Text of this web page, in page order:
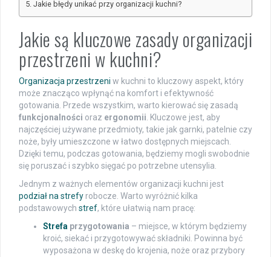
Jakie błędy unikać przy organizacji kuchni?
Jakie są kluczowe zasady organizacji
przestrzeni w kuchni?
Organizacja przestrzeni w kuchni to kluczowy aspekt, który
może znacząco wpłynąć na komfort i efektywność
gotowania. Przede wszystkim, warto kierować się zasadą
funkcjonalności oraz ergonomii. Kluczowe jest, aby
najczęściej używane przedmioty, takie jak garnki, patelnie czy
noże, były umieszczone w łatwo dostępnych miejscach.
Dzięki temu, podczas gotowania, będziemy mogli swobodnie
się poruszać i szybko sięgać po potrzebne utensylia.
Jednym z ważnych elementów organizacji kuchni jest
podział na strefy robocze. Warto wyróżnić kilka
podstawowych stref, które ułatwią nam pracę:
Strefa przygotowania – miejsce, w którym będziemy
kroić, siekać i przygotowywać składniki. Powinna być
wyposażona w deskę do krojenia, noże oraz przybory